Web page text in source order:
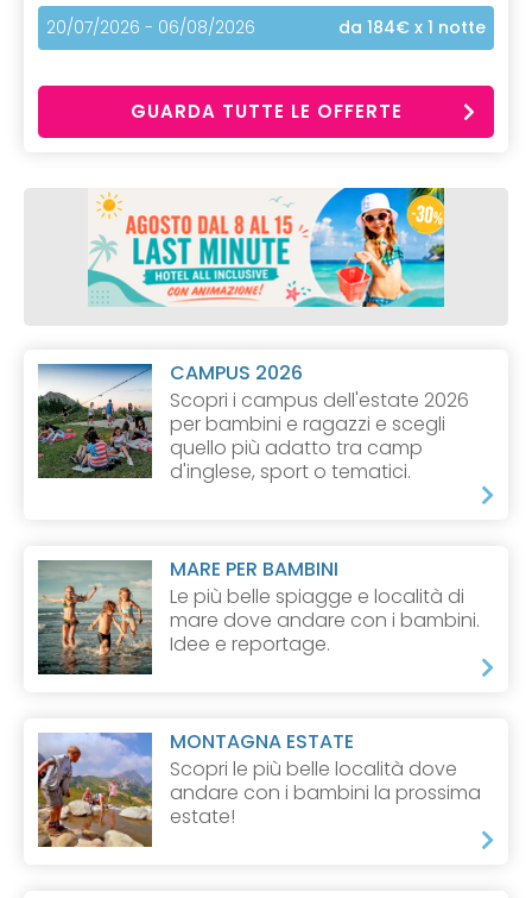
20/07/2026 - 06/08/2026
da 184€ x 1 notte
GUARDA TUTTE LE OFFERTE
CAMPUS 2026
Scopri i campus dell'estate 2026
per bambini e ragazzi e scegli
quello più adatto tra camp
d'inglese, sport o tematici.
MARE PER BAMBINI
Le più belle spiagge e località di
mare dove andare con i bambini.
Idee e reportage.
MONTAGNA ESTATE
Scopri le più belle località dove
andare con i bambini la prossima
estate!